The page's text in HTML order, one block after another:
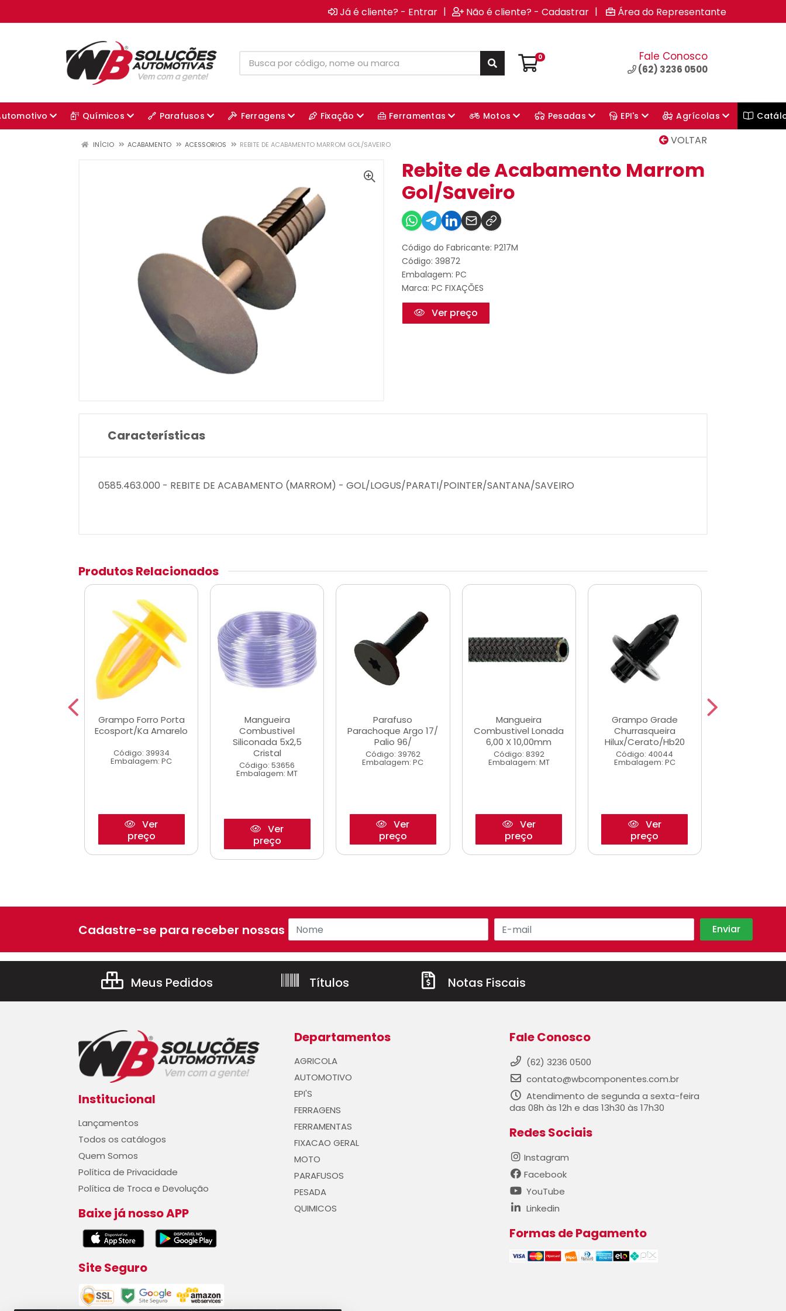
Já é cliente? - Entrar | Não é cliente? - Cadastrar | Área do Representante
0 Fale Conosco
(62) 3236 0500
Químicos Parafusos Ferragens Fixação Ferramentas Motos Pesadas EPI's Agrícolas
VOLTAR
INÍCIO ACABAMENTO ACESSORIOS REBITE DE ACABAMENTO MARROM GOL/SAVEIRO
Rebite de Acabamento Marrom
Gol/Saveiro
Código do Fabricante: P217M
Código: 39872
Embalagem: PC
Marca: PC FIXAÇÕES
Ver preço
Características
0585.463.000 - REBITE DE ACABAMENTO (MARROM) - GOL/LOGUS/PARATI/POINTER/SANTANA/SAVEIRO
Produtos Relacionados
Grampo Forro Porta
Ecosport/Ka Amarelo
Código: 39934
Embalagem: PC
Ver
preço
Mangueira
Combustivel
Siliconada 5x2,5
Cristal
Código: 53656
Embalagem: MT
Ver
preço
Parafuso
Parachoque Argo 17/
Palio 96/
Código: 39762
Embalagem: PC
Ver
preço
Mangueira
Combustivel Lonada
6,00 X 10,00mm
Código: 8392
Embalagem: MT
Ver
preço
Grampo Grade
Churrasqueira
Hilux/Cerato/Hb20
Código: 40044
Embalagem: PC
Ver
preço
Cadastre-se para receber nossas ofertas!
Meus Pedidos Títulos Notas Fiscais
Institucional
Lançamentos
Todos os catálogos
Quem Somos
Política de Privacidade
Política de Troca e Devolução
Baixe já nosso APP
Site Seguro
Departamentos
AGRICOLA
AUTOMOTIVO
EPI'S
FERRAGENS
FERRAMENTAS
FIXACAO GERAL
MOTO
PARAFUSOS
PESADA
QUIMICOS
Fale Conosco
(62) 3236 0500
contato@wbcomponentes.com.br
Atendimento de segunda a sexta-feira
das 08h às 12h e das 13h30 às 17h30
Redes Sociais
Instagram
Facebook
YouTube
Linkedin
Formas de Pagamento